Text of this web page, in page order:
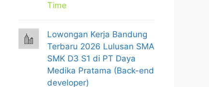
Time
Lowongan Kerja Bandung
Terbaru 2026 Lulusan SMA
SMK D3 S1 di PT Daya
Medika Pratama (Back-end
developer)